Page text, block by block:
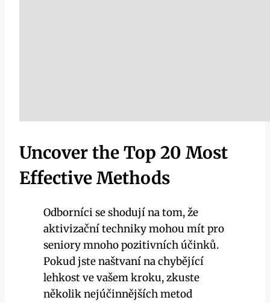
Uncover the Top 20 Most
Effective Methods
Odborníci se shodují na tom, že
aktivizační techniky mohou mít pro
seniory mnoho pozitivních účinků.
Pokud jste naštvaní na chybějící
lehkost ve vašem kroku, zkuste
několik nejúčinnějších metod